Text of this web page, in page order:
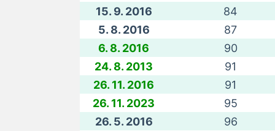
15. 9. 2016
84
5. 8. 2016
87
6. 8. 2016
90
24. 8. 2013
91
26. 11. 2016
91
26. 11. 2023
95
26. 5. 2016
96